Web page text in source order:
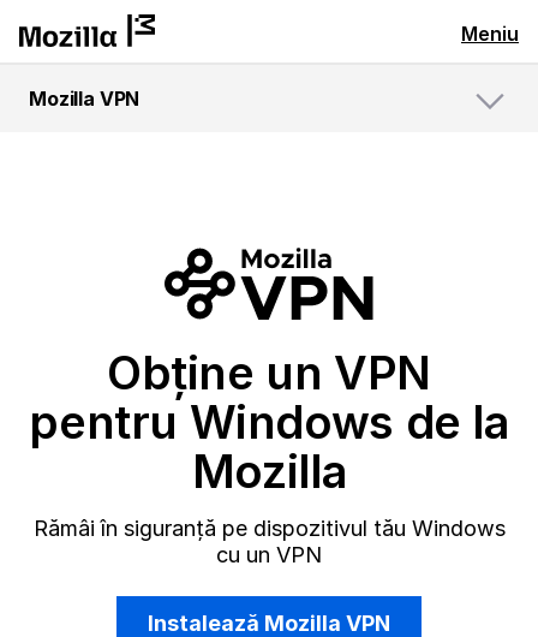
Meniu
Mozilla VPN
Obține un VPN
pentru Windows de la
Mozilla
Rămâi în siguranță pe dispozitivul tău Windows
cu un VPN
Instalează Mozilla VPN